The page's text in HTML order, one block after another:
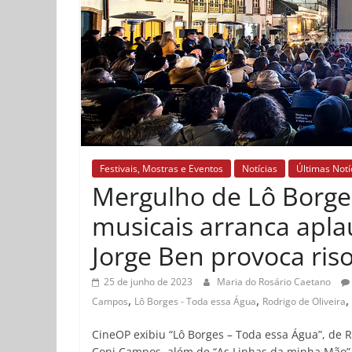
Festivais, Mostras e Eventos Notícias Últimas
Mergulho de Lô
musicais arranca
Jorge Ben provoca
25 de junho de 2023 Maria do Rosário Caetano
Campos, Lô Borges - Toda essa Água, Rodrigo de Oliveira,
CineOP exibiu “Lô Borges – Toda essa Água”,